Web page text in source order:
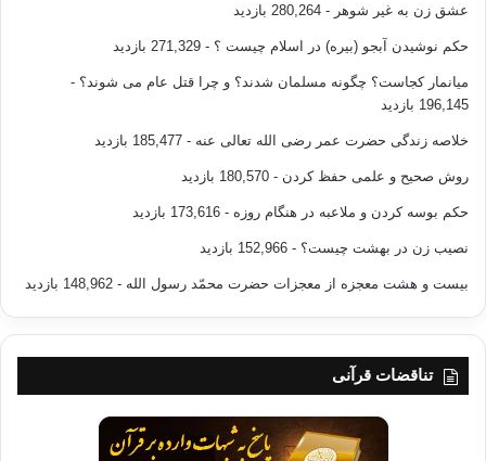
عشق زن به غیر شوهر - 280,264 بازدید
حکم نوشیدن آبجو (بیره) در اسلام چیست ؟ - 271,329 بازدید
میانمار کجاست؟ چگونه مسلمان شدند؟ و چرا قتل عام می شوند؟ -
196,145 بازدید
خلاصه زندگی حضرت عمر رضی الله تعالی عنه - 185,477 بازدید
روش صحیح و علمی حفظ کردن - 180,570 بازدید
حکم بوسه کردن و ملاعبه در هنگام روزه - 173,616 بازدید
نصیب زن در بهشت چیست؟ - 152,966 بازدید
بیست و هشت معجزه از معجزات حضرت محمّد رسول الله - 148,962 بازدید
تناقضات قرآنی